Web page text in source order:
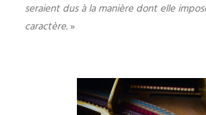
seraient dus à la manière dont elle
caractère.»